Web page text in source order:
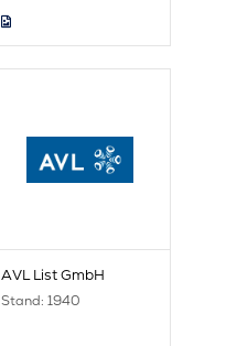
AVL List GmbH
Stand: 1940